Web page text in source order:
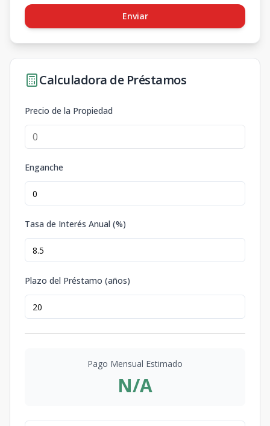
Enviar
Calculadora de Préstamos
Precio de la Propiedad
Enganche
Tasa de Interés Anual (%)
Plazo del Préstamo (años)
Pago Mensual Estimado
N/A